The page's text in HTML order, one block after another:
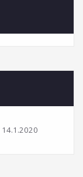
14.1.2020